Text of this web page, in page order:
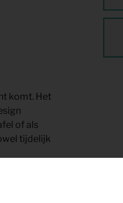
komt. Het
of als
tijdelijk